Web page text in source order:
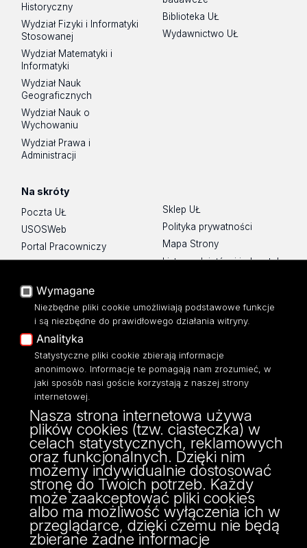
Historyczny
Wydział Fizyki i Informatyki
Stosowanej
Wydział Matematyki i
Informatyki
Wydział Nauk
Geograficznych
Wydział Nauk o
Wychowaniu
Wydział Prawa i
Administracji
Biblioteka UŁ
Wydawnictwo UŁ
Na skróty
Poczta UŁ
USOSWeb
Portal Pracowniczy
Baza Aktów Własnych
Moodle
Eksperci UŁ
Polityka Prywatności
Dostępność
Sklep UŁ
Polityka prywatności
Mapa Strony
Lista wydziałów i jednostek
ul. Pomorska 171/173
90-236 Łódź
kontakt@filologia.uni.lodz.pl
tel: 42/665 51 06
fax: 42/665 52 54
Wymagane
Niezbędne pliki cookie umożliwiają podstawowe funkcje
i są niezbędne do prawidłowego działania witryny.
Analityka
Statystyczne pliki cookie zbierają informacje
anonimowo. Informacje te pomagają nam zrozumieć, w
jaki sposób nasi goście korzystają z naszej strony
internetowej.
Nasza strona internetowa używa
plików cookies (tzw. ciasteczka) w
celach statystycznych, reklamowych
oraz funkcjonalnych. Dzięki nim
możemy indywidualnie dostosować
stronę do Twoich potrzeb. Każdy
może zaakceptować pliki cookies
albo ma możliwość wyłączenia ich w
przeglądarce, dzięki czemu nie będą
zbierane żadne informacje